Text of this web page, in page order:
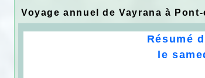
Voyage annuel de Vayrana à
Résumé
le